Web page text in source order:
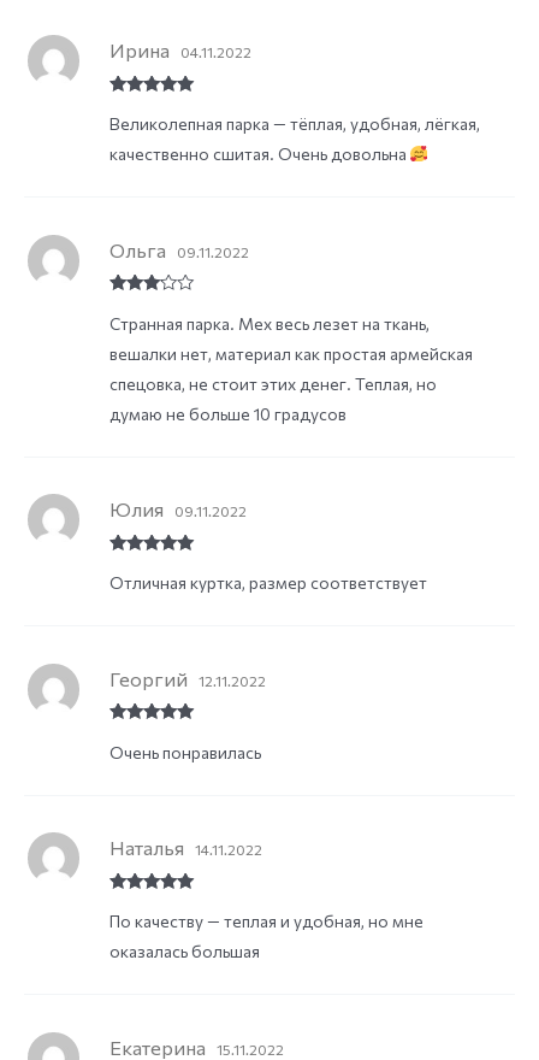
of 5
Ирина 04.11.2022
Великолепная парка — тёплая, удобная, лёгкая,
качественно сшитая. Очень довольна
out of
Ольга 09.11.2022
Странная парка. Мех весь лезет на ткань,
вешалки нет, материал как простая армейская
спецовка, не стоит этих денег. Теплая, но
думаю не больше 10 градусов
of 5
Юлия 09.11.2022
Отличная куртка, размер соответствует
of 5
Георгий 12.11.2022
Очень понравилась
of 5
Наталья 14.11.2022
По качеству — теплая и удобная, но мне
оказалась большая
Екатерина 15.11.2022